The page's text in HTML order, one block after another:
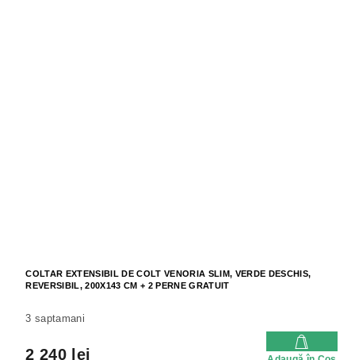
COLTAR EXTENSIBIL DE COLT VENORIA SLIM, VERDE DESCHIS,
REVERSIBIL, 200X143 CM + 2 PERNE GRATUIT
3 saptamani
2 240 lei